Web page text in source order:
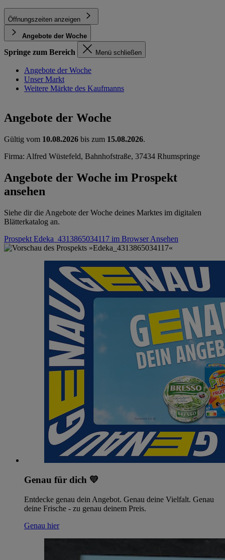
Öffnungszeiten anzeigen
Angebote der Woche
Springe zum Bereich Menü schließen
Angebote der Woche
Unser Markt
Weitere Märkte des Kaufmanns
Angebote der Woche
Gültig vom 10.08.2026 bis zum 15.08.2026.
Firma: Alfred Wüstefeld, Bahnhofstraße, 37434 Rhumspringe
Angebote der Woche im Prospekt
ansehen
Siehe dir die Angebote der Woche deines Marktes im digitalen
Blätterkatalog an.
Prospekt Edeka_4313865034117 im BrowserAnsehen
Genau für dich 💛
Entdecke genau dein Angebot. Genau deine Vielfalt. Genau
deine Frische - zu genau deinem Preis.
Genau hier